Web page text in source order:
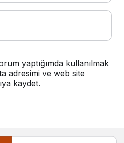
yaptığımda kullanılmak
adresimi ve web site
kaydet.